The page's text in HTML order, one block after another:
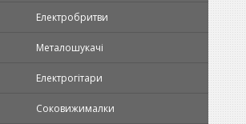
Електробритви
Металошукачі
Електрогітари
Соковижималки